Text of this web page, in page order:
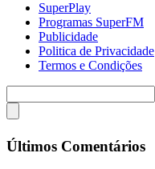
SuperPlay
Programas SuperFM
Publicidade
Politica de Privacidade
Termos e Condições
Últimos Comentários